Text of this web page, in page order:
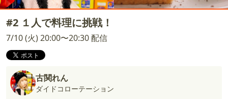
#2 １人で料理に挑戦！
7/10 (火) 20:00〜20:30 配信
古関れん
ダイドコローテーション